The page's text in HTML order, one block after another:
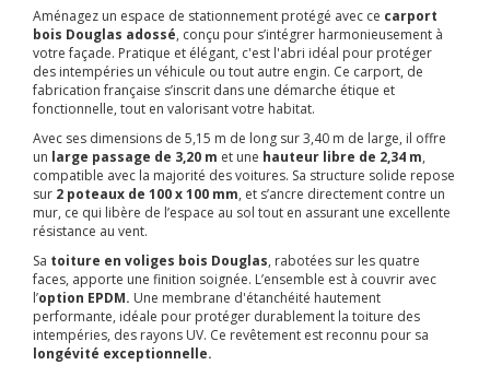
Aménagez un espace de stationnement protégé avec ce carport
bois Douglas adossé, conçu pour s’intégrer harmonieusement à
votre façade. Pratique et élégant, c'est l'abri idéal pour protéger
des intempéries un véhicule ou tout autre engin. Ce carport, de
fabrication française s’inscrit dans une démarche étique et
fonctionnelle, tout en valorisant votre habitat.
Avec ses dimensions de 5,15 m de long sur 3,40 m de large, il offre
un large passage de 3,20 m et une hauteur libre de 2,34 m,
compatible avec la majorité des voitures. Sa structure solide repose
sur 2 poteaux de 100 x 100 mm, et s’ancre directement contre un
mur, ce qui libère de l’espace au sol tout en assurant une excellente
résistance au vent.
Sa toiture en voliges bois Douglas, rabotées sur les quatre
faces, apporte une finition soignée. L’ensemble est à couvrir avec
l’option EPDM. Une membrane d'étanchéité hautement
performante, idéale pour protéger durablement la toiture des
intempéries, des rayons UV. Ce revêtement est reconnu pour sa
longévité exceptionnelle.